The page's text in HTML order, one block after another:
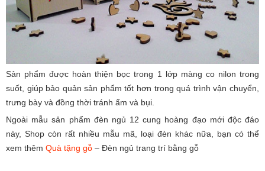
Sản phẩm được hoàn thiện bọc trong 1 lớp màng co nilon trong
suốt, giúp bảo quản sản phẩm tốt hơn trong quá trình vận chuyển,
trưng bày và đồng thời tránh ẩm và bụi.
Ngoài mẫu sản phẩm đèn ngủ 12 cung hoàng đạo mới độc đáo
này, Shop còn rất nhiều mẫu mã, loại đèn khác nữa, bạn có thể
xem thêm Quà tặng gỗ – Đèn ngủ trang trí bằng gỗ